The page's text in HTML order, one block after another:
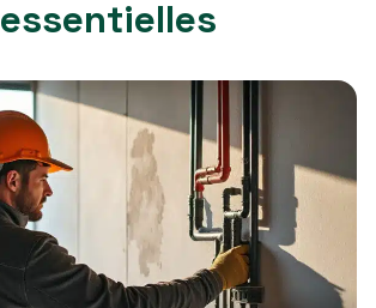
essentielles